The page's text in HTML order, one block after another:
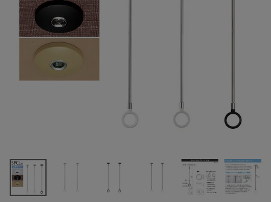
meeting_room ログイン
最近チェックした商品
サイズ 2本セット
SPCL-W SPCL-
BK SPCL-M